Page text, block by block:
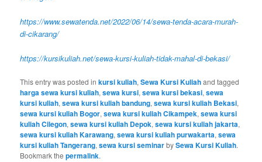
https://www.sewatenda.net/2022/06/14/sewa-tenda-acara-murah-
di-cikarang/
https://kursikuliah.net/sewa-kursi-kuliah-tidak-mahal-di-bekasi/
This entry was posted inkursi kuliah,Sewa Kursi Kuliahand tagged
harga sewa kursi kuliah,sewa kursi,sewa kursi bekasi,sewa
kursi kuliah,sewa kursi kuliah bandung,sewa kursi kuliah Bekasi,
sewa kursi kuliah Bogor,sewa kursi kuliah Cikampek,sewa kursi
kuliah Cilegon,sewa kursi kuliah Depok,sewa kursi kuliah jakarta,
sewa kursi kuliah Karawang,sewa kursi kuliah purwakarta,sewa
kursi kuliah Tangerang,sewa kursi seminarbySewa Kursi Kuliah.
Bookmark thepermalink.